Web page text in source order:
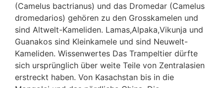
(Camelus bactrianus) und das Dromedar (Camelus
dromedarios) gehören zu den Grosskamelen und
sind Altwelt-Kameliden. Lamas,Alpaka,Vikunja und
Guanakos sind Kleinkamele und sind Neuwelt-
Kameliden. Wissenwertes Das Trampeltier dürfte
sich ursprünglich über weite Teile von Zentralasien
erstreckt haben. Von Kasachstan bis in die